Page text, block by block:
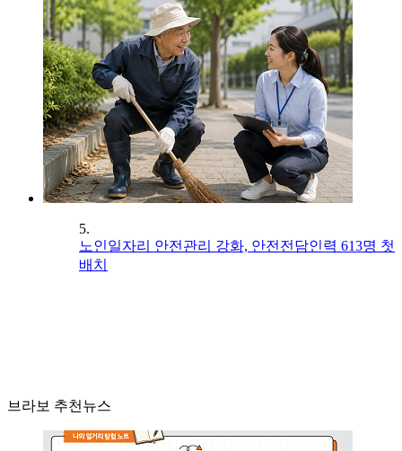
5.
노인일자리 안전관리 강화, 안전전담인력 613명 첫
배치
브라보 추천뉴스